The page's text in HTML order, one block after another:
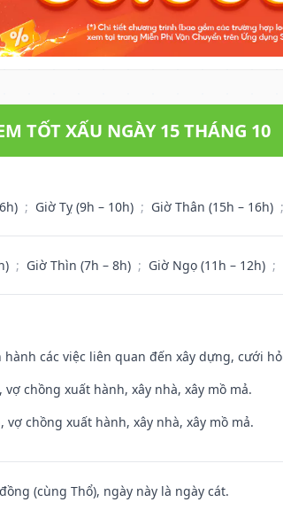
TỐT XẤU NGÀY 15 THÁNG 10
; Giờ Tỵ (9h – 10h) ; Giờ Thân (15h – 16h) ;
; Giờ Thìn (7h – 8h) ; Giờ Ngọ (11h – 12h) ;
hành các việc liên quan đến xây dựng, cưới
vợ chồng xuất hành, xây nhà, xây mồ mả.
vợ chồng xuất hành, xây nhà, xây mồ mả.
(cùng Thổ), ngày này là ngày cát.